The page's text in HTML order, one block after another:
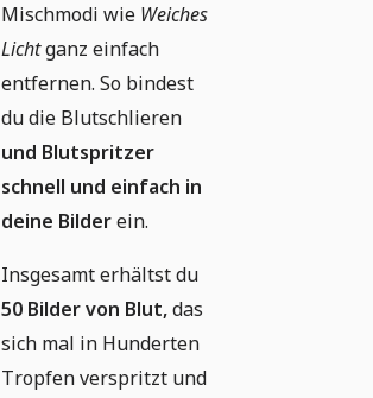
Mischmodi wie Weiches
Lichtganz einfach
entfernen. So bindest
du die Blutschlieren
und Blutspritzer
schnell und einfach in
deine Bilderein.
Insgesamt erhältst du
50 Bilder von Blut,das
sich mal in Hunderten
Tropfen verspritzt und